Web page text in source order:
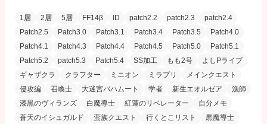
1層 2層 5層 FF14β ID patch2.2 patch2.3
patch2.4
Patch2.5
Patch3.0 Patch3.1 Patch3.4 Patch3.5
Patch4.0
Patch4.1
Patch4.3 Patch4.4 Patch4.5 Patch5.0
Patch5.1
Patch5.2
patch5.3 Patch5.4 SS加工 もも2号
よしPライブ
ギャザクラ
クラフター ミニオン ミラプリ
メインクエスト
侵攻編
召喚士 大迷宮バハムート 学者 新生エオルゼア
漁師
漆黒のヴィランズ
白魔導士 紅蓮のリベレーター
自分メモ
蒼天のイシュガルド
蛮族クエスト 行くとこリスト 黒魔導士